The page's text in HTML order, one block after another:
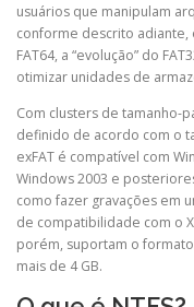
usuários que manipulam
conforme descrito adiante,
FAT64, a “evolução” do
otimizar unidades de
Com clusters de tamanho-
definido de acordo com o
exFAT é compatível com
Windows 2003 e
como fazer gravações em
de compatibilidade com o
porém, suportam o
mais de 4 GB.